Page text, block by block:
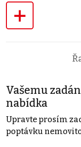
+
Vašemu
nabídka
Upravte prosím
poptávku